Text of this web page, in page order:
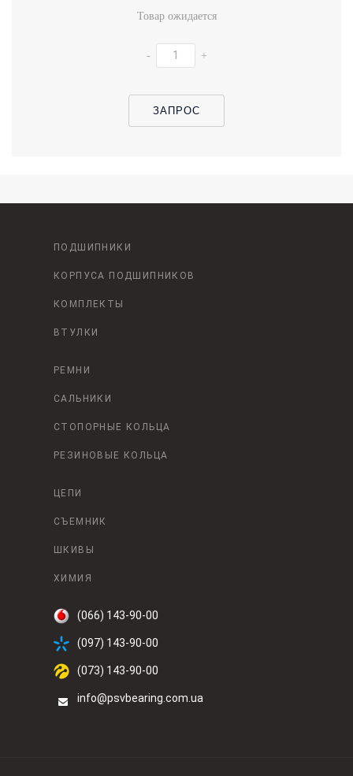
Товар ожидается
- +
ЗАПРОС
ПОДШИПНИКИ
КОРПУСА ПОДШИПНИКОВ
КОМПЛЕКТЫ
ВТУЛКИ
РЕМНИ
САЛЬНИКИ
СТОПОРНЫЕ КОЛЬЦА
РЕЗИНОВЫЕ КОЛЬЦА
ЦЕПИ
СЪЕМНИК
ШКИВЫ
ХИМИЯ
(066) 143-90-00
(097) 143-90-00
(073) 143-90-00
info@psvbearing.com.ua